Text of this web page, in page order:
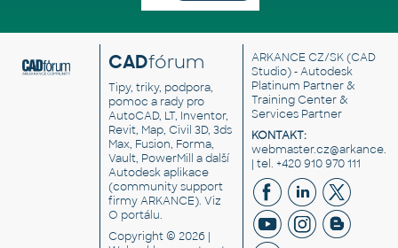
CADfórum
Tipy, triky, podpora,
pomoc a rady pro
AutoCAD, LT, Inventor,
Revit, Map, Civil 3D, 3ds
Max, Fusion, Forma,
Vault, PowerMill a další
Autodesk aplikace
(community support
firmy ARKANCE). Viz
O portálu.
Copyright © 2026 |
ARKANCE CZ/SK(CAD
Studio) - Autodesk
Platinum Partner &
Training Center &
Services Partner
KONTAKT:
| tel. +420 910 970 111